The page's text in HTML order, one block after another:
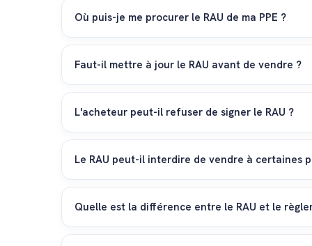
Où puis-je me procurer le RAU de ma PPE ?
Le moyen le plus simple est de le demander à
pas d'administrateur ou si le document est perdu,
est obligatoirement déposé.
Faut-il mettre à jour le RAU avant de vendre ?
Généralement, non. Le RAU est rattaché à
la création d'une véranda fermée) et que le RAU
pour rassurer les acheteurs.
L'acheteur peut-il refuser de signer le RAU ?
Non. Le RAU s'impose à tout nouveau
avoir pris connaissance du RAU et s'engage
Le RAU peut-il interdire de vendre à certaines
Le droit de vendre (droit d'aliéner) est un droit
Code civil (CC), il est possible de prévoir que la
juste motif pour qu'un refus soit juridiquement
Quelle est la différence entre le RAU et le
Le RAU est le document officiel inscrit au Registre